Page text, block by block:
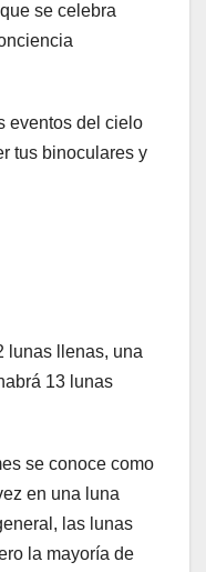
se celebra
eventos del cielo
tus binoculares y
lunas llenas, una
13 lunas
se conoce como
en una luna
las lunas
la mayoría de